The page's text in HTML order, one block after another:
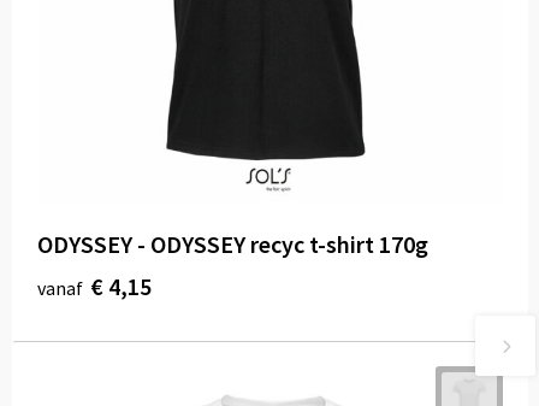
ODYSSEY - ODYSSEY recyc t-shirt 170g
vanaf € 4,15